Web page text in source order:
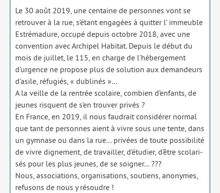
Le 30 août 2019, une cen­taine de per­sonnes vont se
retrou­ver à la rue, s’étant enga­gées à quit­ter l’ immeuble
Estrémadure, occu­pé depuis octobre 2018, avec une
conven­tion avec Archipel Habitat. Depuis le début du
mois de juillet, le 115, en charge de l’hébergement
d’urgence ne pro­pose plus de solu­tion aux deman­deurs
d’asile, réfu­giés, « dubli­nés »…
A la veille de la ren­trée sco­laire, com­bien d’enfants, de
jeunes risquent de s’en trou­ver pri­vés ?
En France, en 2019, il nous fau­drait consi­dé­rer nor­mal
que tant de per­sonnes aient à vivre sous une tente, dans
un gym­nase ou dans la rue… pri­vées de toute pos­si­bi­li­té
de vivre digne­ment, de tra­vailler, d’étudier, d’être sco­la­ri­
sés pour les plus jeunes, de se soi­gner… ???
Nous, asso­cia­tions, orga­ni­sa­tions, sou­tiens, ano­nymes,
refu­sons de nous y résoudre !